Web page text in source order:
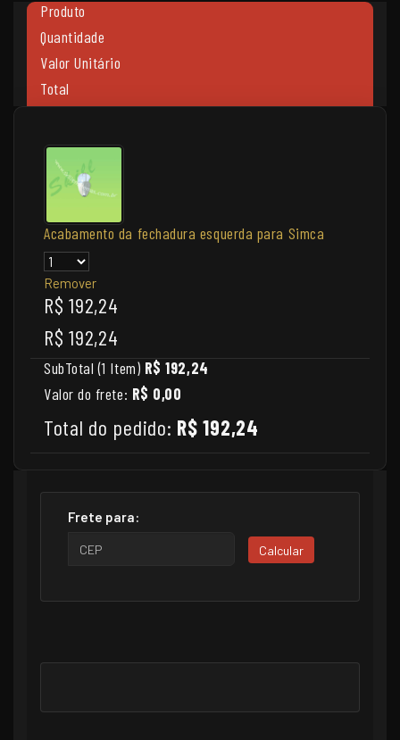
Produto
Quantidade
Valor Unitário
Total
Acabamento da fechadura esquerda para Simca
Remover
R$ 192,24
R$ 192,24
SubTotal (1 Item) R$ 192,24
Valor do frete: R$ 0,00
Total do pedido: R$ 192,24
Frete para:
Calcular